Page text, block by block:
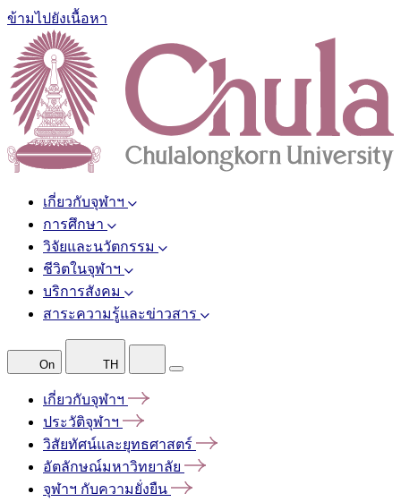
ข้ามไปยังเนื้อหา
เกี่ยวกับจุฬาฯ
การศึกษา
วิจัยและนวัตกรรม
ชีวิตในจุฬาฯ
บริการสังคม
สาระความรู้และข่าวสาร
On TH
เกี่ยวกับจุฬาฯ
ประวัติจุฬาฯ
วิสัยทัศน์และยุทธศาสตร์
อัตลักษณ์มหาวิทยาลัย
จุฬาฯ กับความยั่งยืน